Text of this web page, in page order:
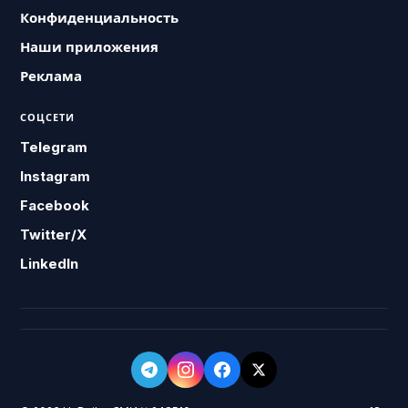
Конфиденциальность
Наши приложения
Реклама
СОЦСЕТИ
Telegram
Instagram
Facebook
Twitter/X
LinkedIn